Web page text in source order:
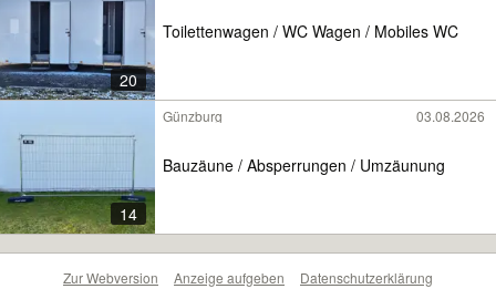
20
Toilettenwagen / WC Wagen / Mobiles WC
14
Günzburg 03.08.2026
Bauzäune / Absperrungen / Umzäunung
Zur Webversion Anzeige aufgeben Datenschutzerklärung